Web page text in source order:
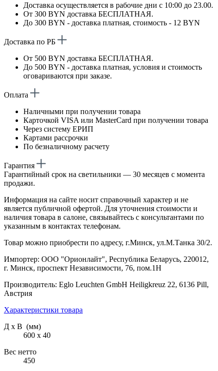
Доставка осуществляется в рабочие дни с 10:00 до 23.00.
От 300 BYN доставка БЕСПЛАТНАЯ.
До 300 BYN - доставка платная, стоимость - 12 BYN
Доставка по РБ
От 500 BYN доставка БЕСПЛАТНАЯ.
До 500 BYN - доставка платная, условия и стоимость
оговариваются при заказе.
Оплата
Наличными при получении товара
Карточкой VISA или MasterCard при получении товара
Через систему ЕРИП
Картами рассрочки
По безналичному расчету
Гарантия
Гарантийный срок на светильники — 30 месяцев с момента
продажи.
Информация на сайте носит справочный характер и не
является публичной офертой. Для уточнения стоимости и
наличия товара в салоне, связывайтесь с консультантами по
указанным в контактах телефонам.
Товар можно приобрести по адресу, г.Минск, ул.М.Танка 30/2.
Импортер: ООО "Орионлайт", Республика Беларусь, 220012,
г. Минск, проспект Независимости, 76, пом.1Н
Производитель: Eglo Leuchten GmbH Heiligkreuz 22, 6136 Pill,
Австрия
Характеристики товара
Д х В (мм)
600 х 40
Вес нетто
450